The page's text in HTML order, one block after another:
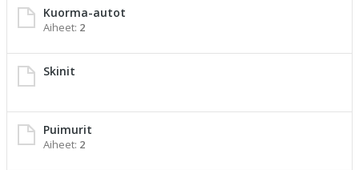
Kuorma-autot
Aiheet: 2
Skinit
Puimurit
Aiheet: 2